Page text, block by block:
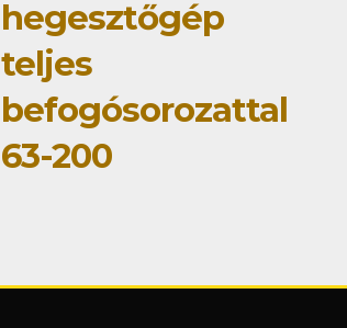
hegesztőgép
teljes
befogósorozattal
63-200